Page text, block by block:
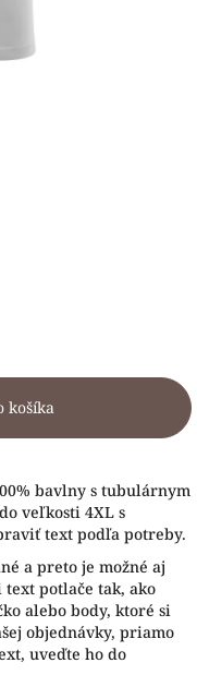
košíka
bavlny s tubulárnym
veľkosti 4XL s
text podľa potreby.
a preto je možné aj
potlače tak, ako
alebo body, ktoré si
objednávky, priamo
uveďte ho do